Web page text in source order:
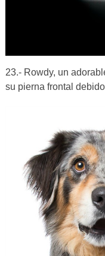
23.- Rowdy, un
su pierna frontal